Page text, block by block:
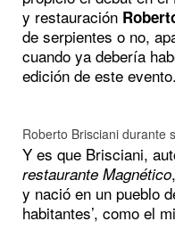
y restauración
de serpientes o no,
cuando ya debería
edición de este evento.
Roberto Brisciani durante
Y es que Brisciani,
restaurante Magnético
y nació en un pueblo
habitantes’, como el